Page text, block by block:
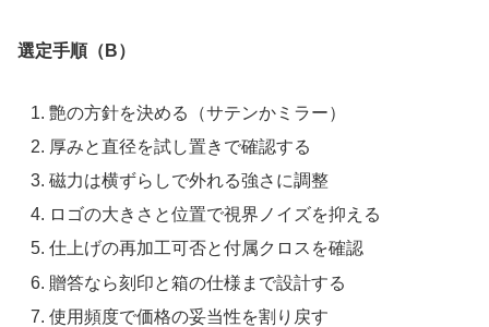
選定手順（B）
艶の方針を決める（サテンかミラー）
厚みと直径を試し置きで確認する
磁力は横ずらしで外れる強さに調整
ロゴの大きさと位置で視界ノイズを抑える
仕上げの再加工可否と付属クロスを確認
贈答なら刻印と箱の仕様まで設計する
使用頻度で価格の妥当性を割り戻す